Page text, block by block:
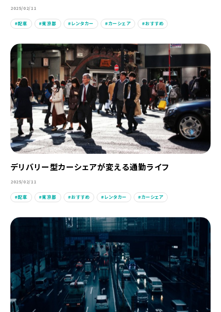
2025/02/11
配車 東京都 レンタカー カーシェア おすすめ
デリバリー型カーシェアが変える通勤ライフ
2025/02/11
配車 東京都 おすすめ レンタカー カーシェア